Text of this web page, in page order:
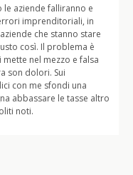
le aziende falliranno e
imprenditoriali, in
che stanno stare
così. Il problema è
nel mezzo e falsa
son dolori. Sui
con me sfondi una
abbassare le tasse altro
noti.